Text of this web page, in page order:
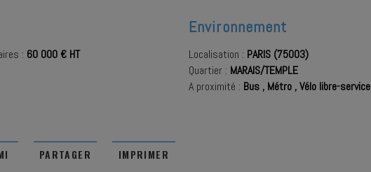
: 60 000 € HT
Environnement
Localisation : PARIS (75003)
Quartier : MARAIS/TEMPLE
A proximité : Bus , Métro ,Vélo libre-service
PARTAGER IMPRIMER